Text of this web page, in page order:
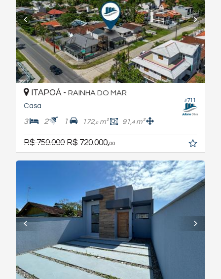
#711
ITAPOÁ - RAINHA DO MAR
Casa
3 2 1 172,0m² 91,4m²
R$ 750.000 R$ 720.000,00